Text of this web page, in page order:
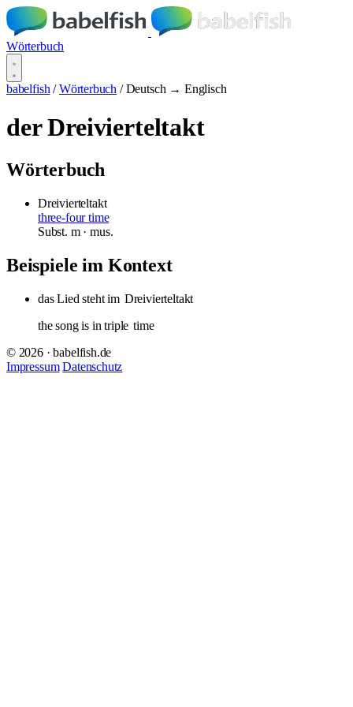
Wörterbuch
babelfish / Wörterbuch / Deutsch → Englisch
der Dreivierteltakt
Wörterbuch
Dreivierteltakt
three-four time
Subst. m· mus.
Beispiele im Kontext
das Lied steht im Dreivierteltakt
the song is in triple time
© 2026 · babelfish.de
Impressum Datenschutz